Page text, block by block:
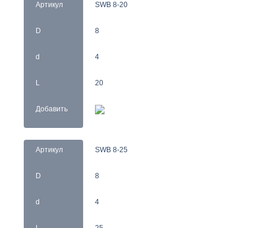
Артикул
D
d
L
Добавить
SWB 8-20
8
4
20
Артикул
D
d
SWB 8-25
8
4